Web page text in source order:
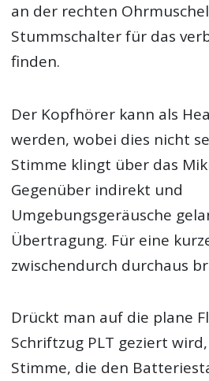
an der rechten
Stummschalter für das
finden.
Der Kopfhörer kann als
werden, wobei dies nicht
Stimme klingt über das
Gegenüber indirekt und
Umgebungsgeräusche
Übertragung. Für eine
zwischendurch durchaus
Drückt man auf die plane
Schriftzug PLT geziert
Stimme, die den